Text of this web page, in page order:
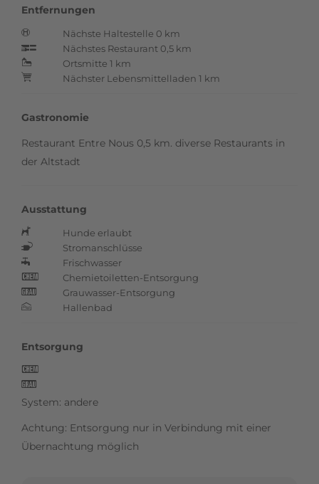
Entfernungen
Ö Nächste Haltestelle 0 km
p Nächstes Restaurant 0,5 km
N Ortsmitte 1 km
+ Nächster Lebensmittelladen 1 km
Gastronomie
Restaurant Entre Nous 0,5 km. diverse Restaurants in
der Altstadt
Ausstattung
h Hunde erlaubt
n Stromanschlüsse
q Frischwasser
k Chemietoiletten-Entsorgung
l Grauwasser-Entsorgung
S Hallenbad
Entsorgung
k
l
System: andere
Achtung: Entsorgung nur in Verbindung mit einer
Übernachtung möglich